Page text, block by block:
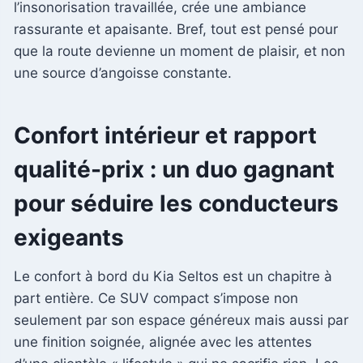
l’insonorisation travaillée, crée une ambiance
rassurante et apaisante. Bref, tout est pensé pour
que la route devienne un moment de plaisir, et non
une source d’angoisse constante.
Confort intérieur et rapport
qualité-prix : un duo gagnant
pour séduire les conducteurs
exigeants
Le confort à bord du Kia Seltos est un chapitre à
part entière. Ce SUV compact s’impose non
seulement par son espace généreux mais aussi par
une finition soignée, alignée avec les attentes